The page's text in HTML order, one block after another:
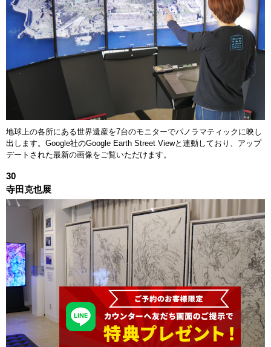
地球上の各所にある世界遺産を7台のモニターでパノラマティックに映し
出します。Google社のGoogle Earth Street Viewと連動しており、アップ
デートされた最新の画像をご覧いただけます。
30
寺田克也展